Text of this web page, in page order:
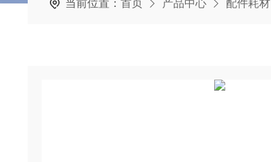
当前位置：首页 产品中心 配件耗材